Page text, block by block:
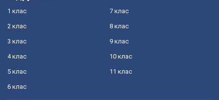
1 клас
2 клас
3 клас
4 клас
5 клас
6 клас
7 клас
8 клас
9 клас
10 клас
11 клас